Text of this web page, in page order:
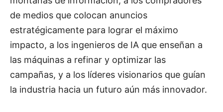
de medios que colocan anuncios
estratégicamente para lograr el máximo
impacto, a los ingenieros de IA que enseñan a
las máquinas a refinar y optimizar las
campañas, y a los líderes visionarios que guían
la industria hacia un futuro aún más innovador.